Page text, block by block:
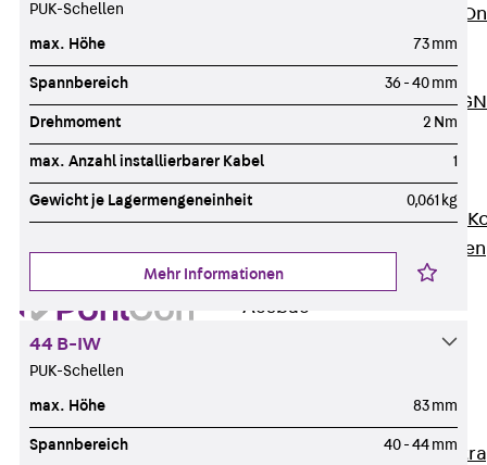
JORDAHL® JVB
ISOCHECK
ISODESIGN
FERBOX®-
Zurück Services
Beratung, Planung,
Individuelle Lösungen
Referenzen
Ausbau
Produkte
Kabeltragsysteme
Zurück
PUK-Schellen
max. Höhe 73 mm
Spannbereich 36 - 40 mm
Drehmoment 2 Nm
max. Anzahl installierbarer Kabel 1
Gewicht je Lagermengeneinheit 0,061 kg
Mehr Informationen
44 B-IW
PUK-Schellen
max. Höhe 83 mm
Spannbereich 40 - 44 mm